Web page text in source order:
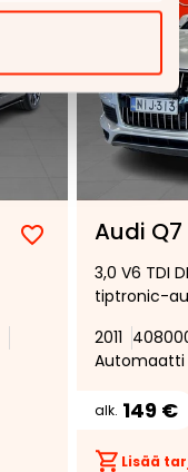
Lisää
suosikiksi
Poista
suosikeista
Audi Q7
3,0 V6 TDI
tiptronic-
2011
Automaatti
alk. 149 €
Lisää